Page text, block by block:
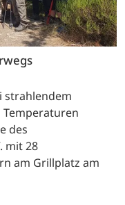
strahlendem
des
mit 28
am Grillplatz am